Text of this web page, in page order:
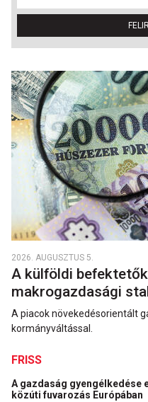
2026. AUGUSZTUS 5.
A külföldi
makrogazdasági
A piacok növekedésorientált
kormányváltással.
FRISS
A gazdaság gyengélkedése
közúti fuvarozás Európában